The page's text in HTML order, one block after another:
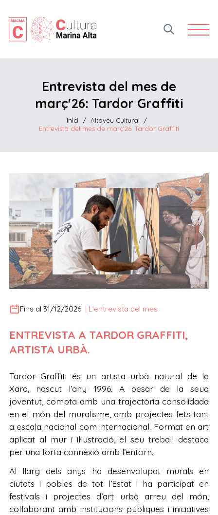
Open
Entrevista del mes de
març'26: Tardor Graffiti
Inici / Altaveu Cultural
/
Entrevista del mes de març'26: Tardor Graffiti
Fins al 31/12/2026 L'entrevista del mes
ENTREVISTA A TARDOR GRAFFITI,
ARTISTA URBÀ.
Tardor Graffiti és un artista urbà natural de la
Xara, nascut l’any 1996. A pesar de la seua
joventut, compta amb una trajectòria consolidada
en el món del muralisme, amb projectes fets tant
a escala nacional com internacional. Format en art
aplicat al mur i il·lustració, el seu treball destaca
per una forta connexió amb l’entorn.
Al llarg dels anys ha desenvolupat murals en
ciutats i pobles de tot l’Estat i ha participat en
festivals i projectes d’art urbà arreu del món,
col·laborant amb institucions públiques i iniciatives